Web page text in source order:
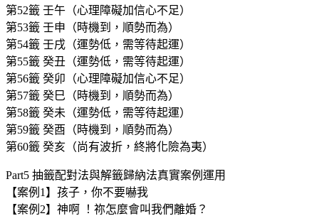
第52籤 壬午（心理障礙加信心不足）
第53籤 壬申（時機到，順勢而為）
第54籤 壬戌（運勢低，需等待起運）
第55籤 癸丑（運勢低，需等待起運）
第56籤 癸卯（心理障礙加信心不足）
第57籤 癸巳（時機到，順勢而為）
第58籤 癸未（運勢低，需等待起運）
第59籤 癸酉（時機到，順勢而為）
第60籤 癸亥（尚有波折，終將化險為夷）
Part5 抽籤配對法與解籤歸納法真實案例運用
【案例1】孩子，你不要嚇我
【案例2】神啊 ！祢怎麼會叫我們離婚？